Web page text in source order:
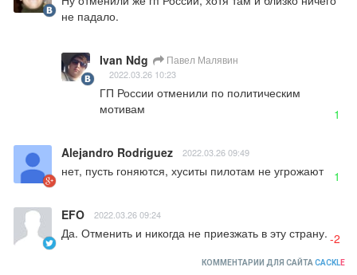
не падало.
Ivan Ndg Павел Малявин
2022.03.26 10:23
ГП России отменили по политическим
мотивам
1
Alejandro Rodriguez 2022.03.26 09:49
нет, пусть гоняются, хуситы пилотам не угрожают 1
EFO 2022.03.26 09:24
Да. Отменить и никогда не приезжать в эту страну. -2
КОММЕНТАРИИ ДЛЯ САЙТА CACKLE